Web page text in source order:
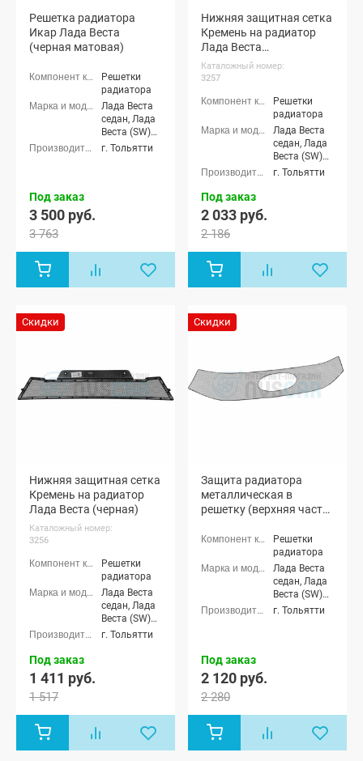
Решетка радиатора
Икар Лада Веста
(черная матовая)
Решетки
радиатора
Лада Веста
седан, Лада
Веста (SW)
универсал
г. Тольятти
Под заказ
3 500 руб.
3 763
Нижняя защитная сетка
Кремень на радиатор
Лада Веста
(серебристая)
Каталожный номер:
3257
Решетки
радиатора
Лада Веста
седан, Лада
Веста (SW)
универсал
г. Тольятти
Под заказ
2 033 руб.
2 186
Скидки
Нижняя защитная сетка
Кремень на радиатор
Лада Веста (черная)
Каталожный номер:
3256
Решетки
радиатора
Лада Веста
седан, Лада
Веста (SW)
универсал
г. Тольятти
Под заказ
1 411 руб.
1 517
Скидки
Защита радиатора
металлическая в
решетку (верхняя часть)
(черная)
Решетки
радиатора
Лада Веста
седан, Лада
Веста (SW)
универсал
г. Тольятти
Под заказ
2 120 руб.
2 280